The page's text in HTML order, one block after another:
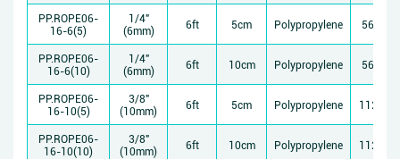
PP.ROPE06-
16-6(5)
1/4"
(6mm)
6ft 5cm Polypropylene 560kgs
PP.ROPE06-
16-6(10)
1/4"
(6mm)
6ft 10cm Polypropylene 560kgs
PP.ROPE06-
16-10(5)
3/8"
(10mm)
6ft 5cm Polypropylene 1120kgs
PP.ROPE06-
16-10(10)
3/8"
(10mm)
6ft 10cm Polypropylene 1120kgs